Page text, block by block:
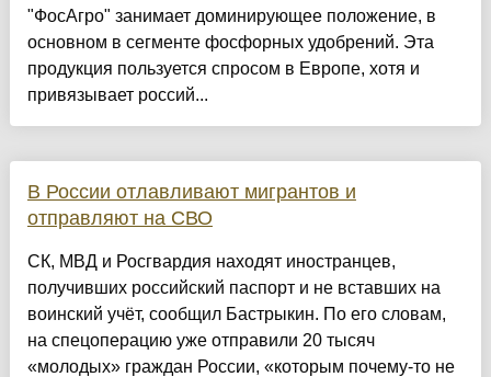
"ФосАгро" занимает доминирующее положение, в
основном в сегменте фосфорных удобрений. Эта
продукция пользуется спросом в Европе, хотя и
привязывает россий...
В России отлавливают мигрантов и
отправляют на СВО
СК, МВД и Росгвардия находят иностранцев,
получивших российский паспорт и не вставших на
воинский учёт, сообщил Бастрыкин. По его словам,
на спецоперацию уже отправили 20 тысяч
«молодых» граждан России, «которым почему-то не